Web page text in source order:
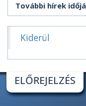
További hírek
Kiderül
ELŐREJELZÉS